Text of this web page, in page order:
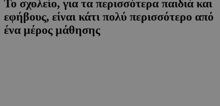
Το σχολείο, για τα περισσότερα παιδιά και
εφήβους, είναι κάτι πολύ περισσότερο από
ένα μέρος μάθησης